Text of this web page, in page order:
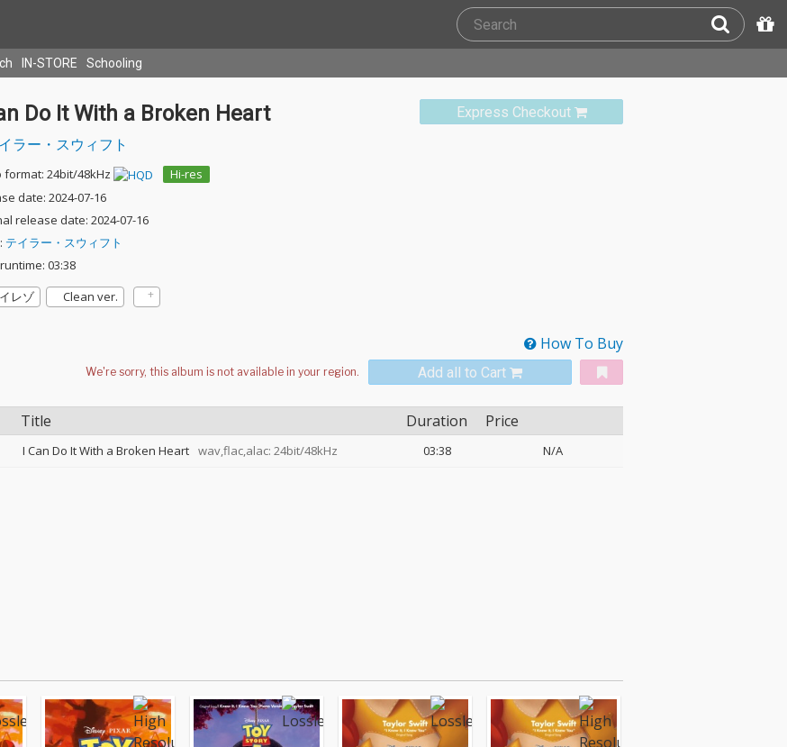
IN-STORE Schooling
Express Checkout
Do It With a Broken Heart
ラー・スウィフト
format: 24bit/48kHz
Hi-res
date: 2024-07-16
release date: 2024-07-16
テイラー・スウィフト
03:38
レゾ
Clean ver.
How To Buy
Add all to Cart
Title Duration Price
I Can Do It With a Broken Heart wav,flac,alac: 24bit/48kHz 03:38 N/A